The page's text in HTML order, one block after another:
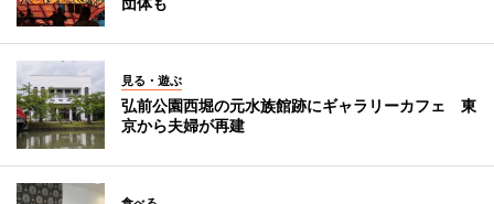
見る・遊ぶ
弘前公園西堀の元水族館跡にギャラリーカフェ 東
京から夫婦が再建